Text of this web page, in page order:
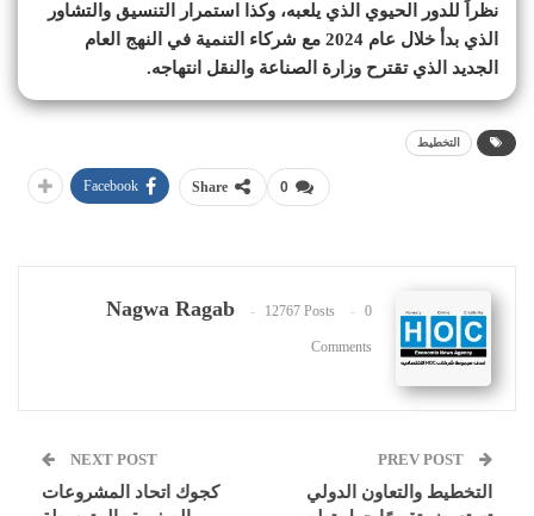
نظراً للدور الحيوي الذي يلعبه، وكذا استمرار التنسيق والتشاور
الذي بدأ خلال عام 2024 مع شركاء التنمية في النهج العام
الجديد الذي تقترح وزارة الصناعة والنقل انتهاجه.
التخطيط
0
Share
Facebook
Nagwa Ragab 12767 Posts 0
Comments
التخطيط والتعاون الدولي
NEXT POST
كجوك اتحاد المشروعات